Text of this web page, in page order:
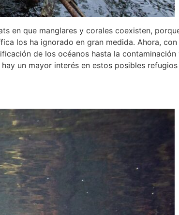
en que manglares y corales coexisten,
los ha ignorado en gran medida. Ahora, con
de los océanos hasta la contaminación
un mayor interés en estos posibles refugios